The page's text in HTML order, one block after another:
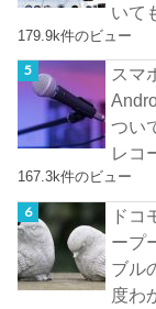
いて
179.9k件のビュー
スマ
つい
レコ
167.3k件のビュー
ドコ
ープ
ブル
度わ